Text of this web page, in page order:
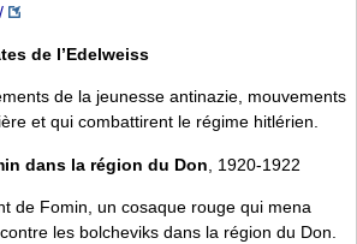
de l’Edelweiss
de la jeunesse antinazie, mouvements
et qui combattirent le régime hitlérien.
dans la région du Don , 1920-1922
de Fomin, un cosaque rouge qui mena
les bolcheviks dans la région du Don.